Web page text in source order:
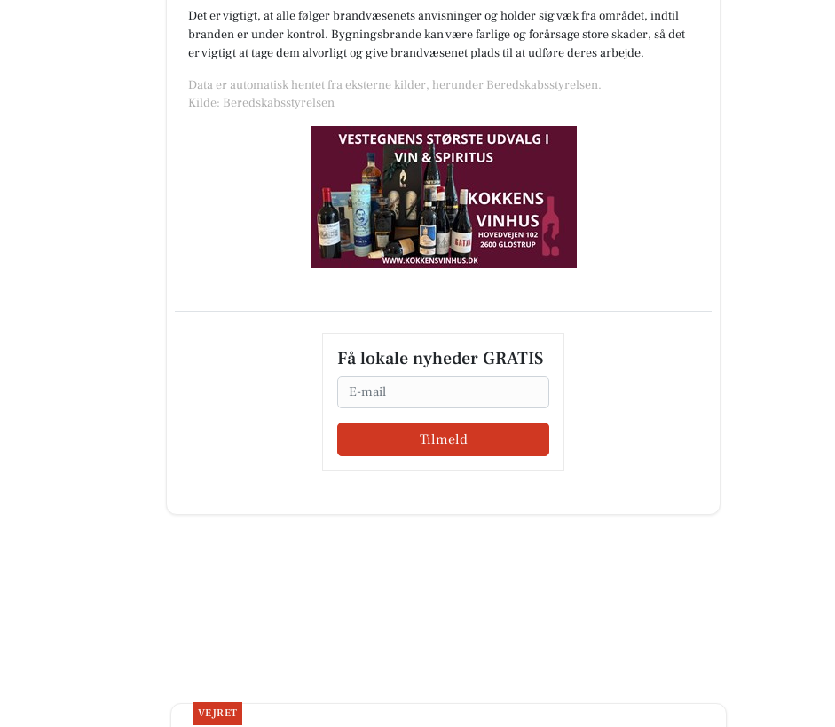
Det er vigtigt, at alle følger brandvæsenets anvisninger og holder sig væk fra området, indtil
branden er under kontrol. Bygningsbrande kan være farlige og forårsage store skader, så det
er vigtigt at tage dem alvorligt og give brandvæsenet plads til at udføre deres arbejde.
Data er automatisk hentet fra eksterne kilder, herunder Beredskabsstyrelsen.
Kilde: Beredskabsstyrelsen
Få lokale nyheder GRATIS
Email
Tilmeld
VEJRET